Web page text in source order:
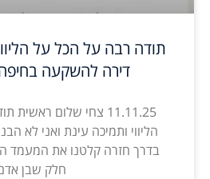
תודה רבה על הכל על
דירה להשקעה בחיפה
11.11.25 צחי שלום
הליווי ותמיכה עינת ואני לא
בדרך חזרה קלטנו את המעמד
חלק שבן